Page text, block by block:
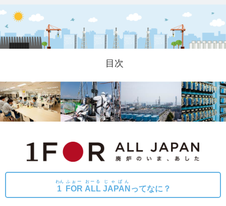
目次
1
わん
FOR
ふぉー
ALL
おーる
JAPAN
じゃぱん
ってなに？